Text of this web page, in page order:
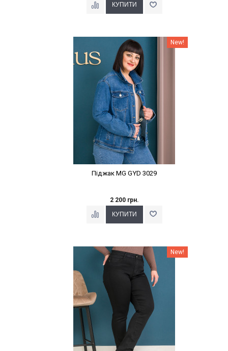
Наклейки Варіант з % New!
Піджак MG GYD 3029
2 200 грн.
Наклейки Варіант з % New!